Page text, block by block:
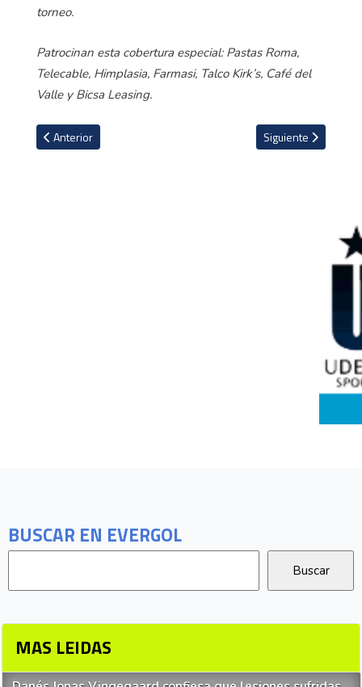
BUSCAR EN EVERGOL
MAS LEIDAS
torneo.
Patrocinan esta cobertura especial: Pastas Roma,
Telecable, Himplasia, Farmasi, Talco Kirk’s, Café del
Valle y Bicsa Leasing.
Artículo anterior: VIDEO: Danés Jonas Vingegaard abandona el
Anterior Artículo siguiente:
Siguiente